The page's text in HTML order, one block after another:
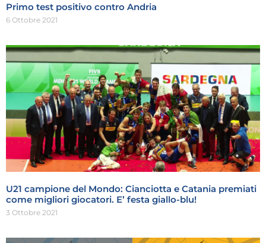
Primo test positivo contro Andria
6 Ottobre 2021
U21 campione del Mondo: Cianciotta e Catania premiati
come migliori giocatori. E’ festa giallo-blu!
3 Ottobre 2021